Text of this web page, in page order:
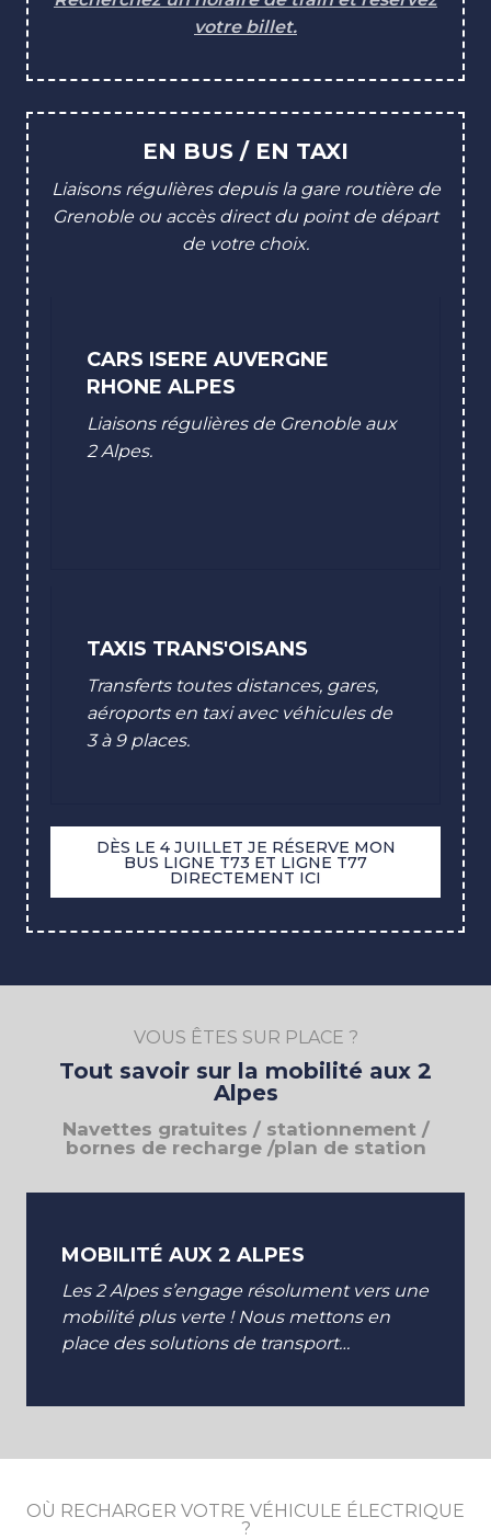
votre billet.
EN BUS / EN TAXI
Liaisons régulières depuis la gare routière de
Grenoble ou accès direct du point de départ
de votre choix.
CARS ISERE AUVERGNE
RHONE ALPES
Liaisons régulières de Grenoble aux
2 Alpes.
TAXIS TRANS'OISANS
Transferts toutes distances, gares,
aéroports en taxi avec véhicules de
3 à 9 places.
DÈS LE 4 JUILLET JE RÉSERVE MON
BUS LIGNE T73 ET LIGNE T77
DIRECTEMENT ICI
VOUS ÊTES SUR PLACE ?
Tout savoir sur la mobilité aux 2
Alpes
Navettes gratuites / stationnement /
bornes de recharge /plan de station
MOBILITÉ AUX 2 ALPES
Les 2 Alpes s’engage résolument vers une
mobilité plus verte ! Nous mettons en
place des solutions de transport
OÙ RECHARGER VOTRE VÉHICULE ÉLECTRIQUE
?